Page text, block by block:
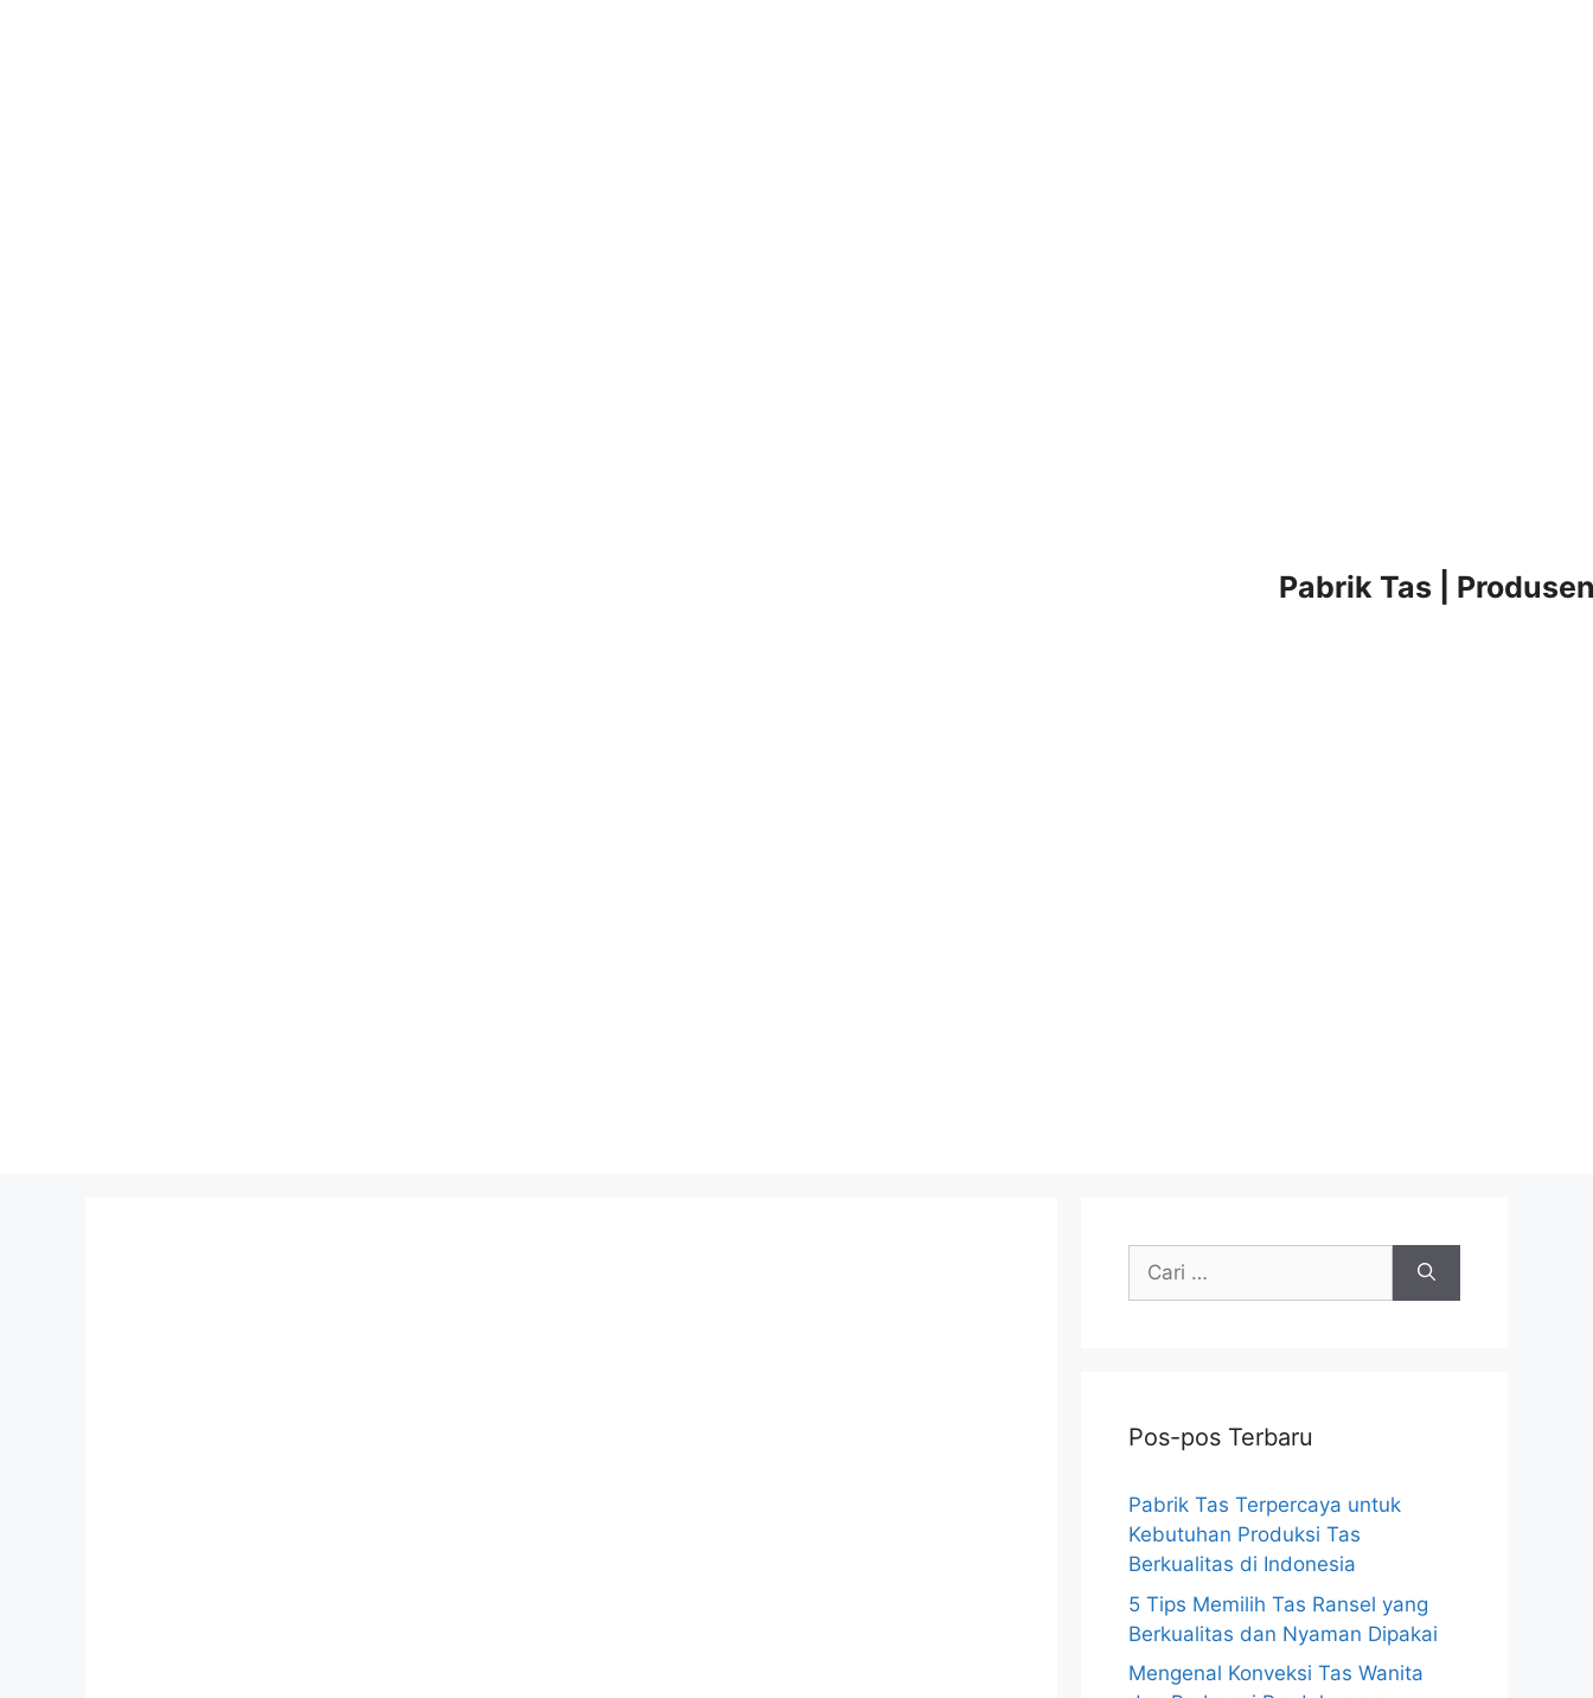
Pabrik Tas |
Cari
Pos-pos Terbaru
Pabrik Tas Terpercaya untuk
Kebutuhan Produksi Tas
Berkualitas di Indonesia
5 Tips Memilih Tas Ransel yang
Berkualitas dan Nyaman Dipakai
Mengenal Konveksi Tas Wanita